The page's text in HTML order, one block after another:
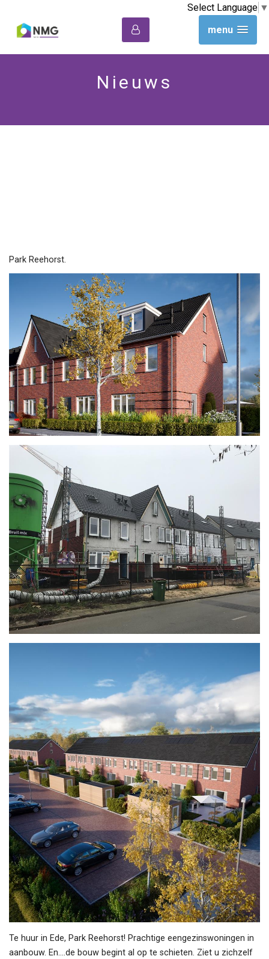
menu
Select Language ▼
Nieuws
Park Reehorst.
Te huur in Ede, Park Reehorst! Prachtige eengezinswoningen in
aanbouw. En....de bouw begint al op te schieten. Ziet u zichzelf